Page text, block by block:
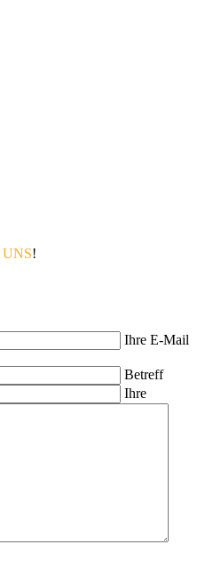
UNS!
Ihre E-Mail
Betreff
Ihre